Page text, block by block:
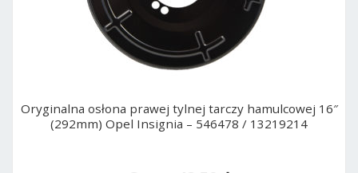
Oryginalna osłona prawej tylnej tarczy hamulcowej 16″
(292mm) Opel Insignia – 546478 / 13219214